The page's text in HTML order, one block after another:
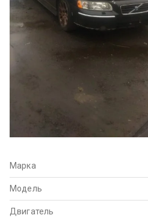
Марка
Модель
Двигатель